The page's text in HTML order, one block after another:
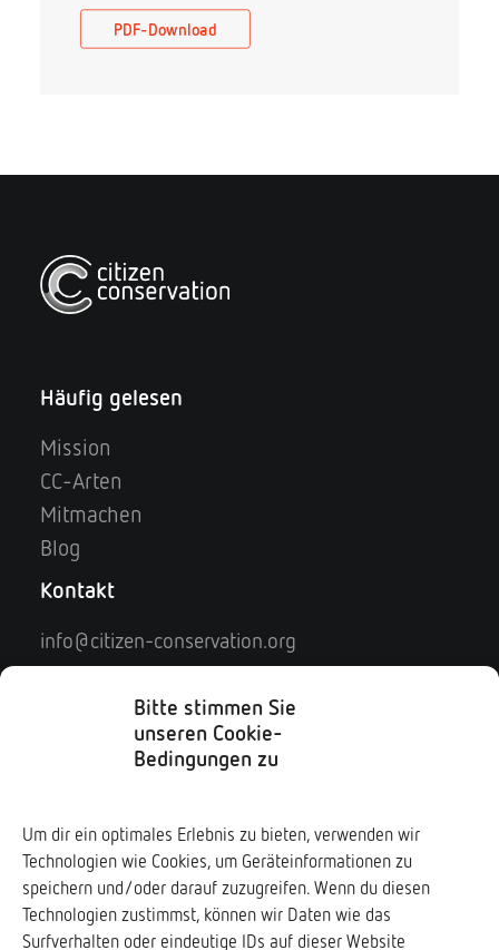
Bitte stimmen Sie
unseren Cookie-
Bedingungen zu
Um dir ein optimales Erlebnis zu bieten, verwenden wir
Technologien wie Cookies, um Geräteinformationen zu
speichern und/oder darauf zuzugreifen. Wenn du diesen
Technologien zustimmst, können wir Daten wie das
Surfverhalten oder eindeutige IDs auf dieser Website
PDF-Download
Häufig gelesen
Mission
CC-Arten
Mitmachen
Blog
Kontakt
info@citizen-conservation.org
Kontaktformular
Impressum
Datenschutz
Downloads ↓